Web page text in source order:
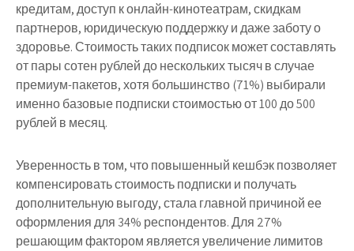
кредитам, доступ к онлайн-кинотеатрам, скидкам
партнеров, юридическую поддержку и даже заботу о
здоровье. Стоимость таких подписок может составлять
от пары сотен рублей до нескольких тысяч в случае
премиум-пакетов, хотя большинство (71%) выбирали
именно базовые подписки стоимостью от 100 до 500
рублей в месяц.
Уверенность в том, что повышенный кешбэк позволяет
компенсировать стоимость подписки и получать
дополнительную выгоду, стала главной причиной ее
оформления для 34% респондентов. Для 27%
решающим фактором является увеличение лимитов